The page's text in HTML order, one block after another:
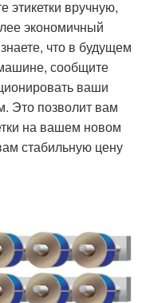
этикетки вручную,
экономичный
что в будущем
сообщите
ваши
Это позволит вам
на вашем новом
стабильную цену